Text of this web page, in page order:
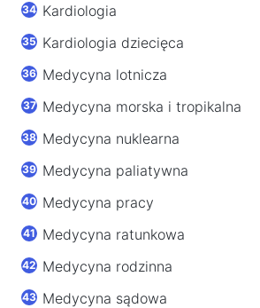
Kardiologia
Kardiologia dziecięca
Medycyna lotnicza
Medycyna morska i tropikalna
Medycyna nuklearna
Medycyna paliatywna
Medycyna pracy
Medycyna ratunkowa
Medycyna rodzinna
Medycyna sądowa